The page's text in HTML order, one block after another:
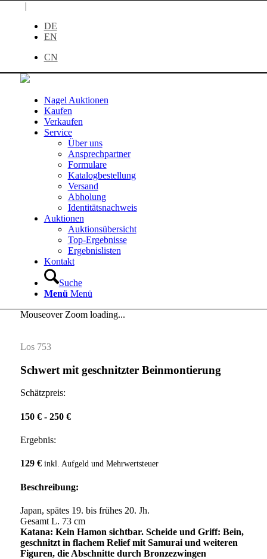
|
DE
EN
CN
Nagel Auktionen
Kaufen
Verkaufen
Service
Über uns
Ansprechpartner
Formulare
Katalogbestellung
Versand
Abholung
Identitätsnachweis
Auktionen
Auktionsübersicht
Top-Ergebnisse
Ergebnislisten
Kontakt
Suche
Menü Menü
Mouseover Zoom loading...
Los 753
Schwert mit geschnitzter Beinmontierung
Schätzpreis:
150 € - 250 €
Ergebnis:
129 € inkl. Aufgeld und Mehrwertsteuer
Beschreibung:
Japan, spätes 19. bis frühes 20. Jh.
Gesamt L. 73 cm
Katana: Kein Hamon sichtbar. Scheide und Griff: Bein,
geschnitzt in flachem Relief mit Samurai und weiteren
Figuren, die Abschnitte durch Bronzezwingen